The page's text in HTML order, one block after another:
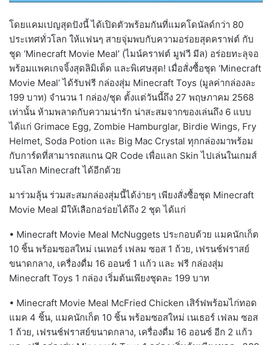
โดยแคมเปญสุดปังนี้ ได้เปิดตัวพร้อมกันที่แมคโดนัลด์กว่า 80
ประเทศทั่วโลก ให้แฟนๆ สายจุ่มพบกับความอร่อยสุดคราฟต์ กับ
ชุด ‘Minecraft Movie Meal’ (ไมน์คราฟต์ มูฟวี มีล) อร่อยทะลุจอ
พร้อมแพคเกจจิ้งสุดลิมิเต็ด และพิเศษสุด! เมื่อสั่งซื้อชุด ‘Minecraft
Movie Meal’ ได้รับฟรี กล่องสุ่ม Minecraft Toys (มูลค่ากล่องละ
199 บาท) จำนวน 1 กล่อง/ชุด ตั้งแต่วันนี้ถึง 27 พฤษภาคม 2568
เท่านั้น ห้ามพลาดกับความน่ารัก น่าสะสมจากของเล่นถึง 6 แบบ
ได้แก่ Grimace Egg, Zombie Hamburglar, Birdie Wings, Fry
Helmet, Soda Potion และ Big Mac Crystal ทุกกล่องมาพร้อม
กับการ์ดที่สามารถสแกน QR Code เพื่อแลก Skin ไปเล่นในเกมส์
บนโลก Minecraft ได้อีกด้วย
มาร่วมลุ้น ร่วมสะสมกล่องสุ่มนี้ได้ง่ายๆ เพียงสั่งซื้อชุด Minecraft
Movie Meal มีให้เลือกอร่อยได้ถึง 2 ชุด ได้แก่
• Minecraft Movie Meal McNuggets ประกอบด้วย แมคนักเก็ต
10 ชิ้น พร้อมซอสใหม่ เนเทอร์ เฟลม ซอส 1 ถ้วย, เฟรนช์ฟราสย์
ขนาดกลาง, เครื่องดื่ม 16 ออนซ์ 1 แก้ว และ ฟรี กล่องสุ่ม
Minecraft Toys 1 กล่อง เริ่มต้นเพียงชุดละ 199 บาท
• Minecraft Movie Meal McFried Chicken เสิร์ฟพร้อมไก่ทอด
แมค 4 ชิ้น, แมคนักเก็ต 10 ชิ้น พร้อมซอสใหม่ เนเธอร์ เฟลม ซอส
1 ถ้วย, เฟรนช์ฟราสย์ขนาดกลาง, เครื่องดื่ม 16 ออนซ์ อีก 2 แก้ว